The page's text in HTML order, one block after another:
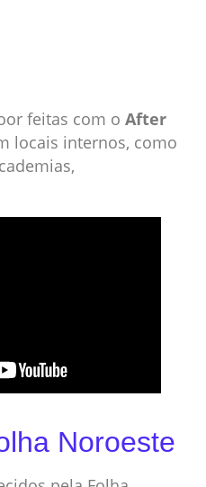
feitas com o After
locais internos, como
Noroeste